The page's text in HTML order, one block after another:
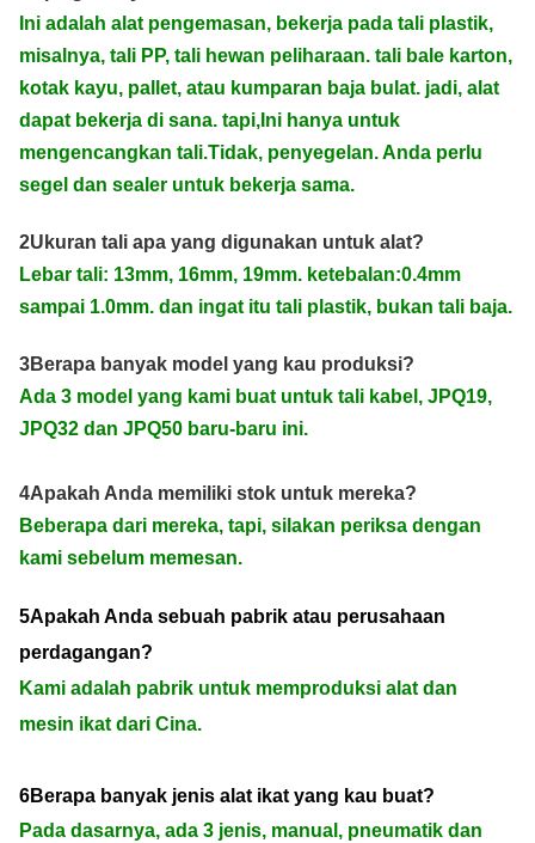
Ini adalah alat pengemasan, bekerja pada tali plastik,
misalnya, tali PP, tali hewan peliharaan. tali bale karton,
kotak kayu, pallet, atau kumparan baja bulat. jadi, alat
dapat bekerja di sana. tapi,Ini hanya untuk
mengencangkan tali.Tidak, penyegelan. Anda perlu
segel dan sealer untuk bekerja sama.
2Ukuran tali apa yang digunakan untuk alat?
Lebar tali: 13mm, 16mm, 19mm. ketebalan:0.4mm
sampai 1.0mm. dan ingat itu tali plastik, bukan tali baja.
3Berapa banyak model yang kau produksi?
Ada 3 model yang kami buat untuk tali kabel, JPQ19,
JPQ32 dan JPQ50 baru-baru ini.
4Apakah Anda memiliki stok untuk mereka?
Beberapa dari mereka, tapi, silakan periksa dengan
kami sebelum memesan.
5Apakah Anda sebuah pabrik atau perusahaan
perdagangan?
Kami adalah pabrik untuk memproduksi alat dan
mesin ikat dari Cina.
6Berapa banyak jenis alat ikat yang kau buat?
Pada dasarnya, ada 3 jenis, manual, pneumatik dan